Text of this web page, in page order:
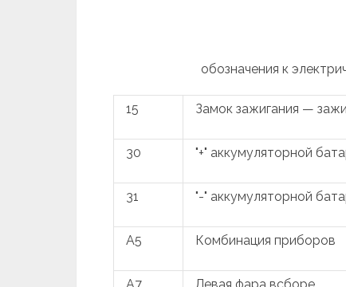
обозначения к
15 Замок зажигания —
30 "+" аккумуляторной
31 "-" аккумуляторной
A5 Комбинация приборов